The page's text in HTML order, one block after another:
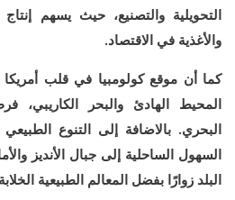
التحويلية والتصنيع، حيث يسهم إنتاج
والأغذية في الاقتصاد.
كما أن موقع كولومبيا في قلب
المحيط الهادئ والبحر الكاريبي،
البحري. بالاضافة إلى التنوع
السهول الساحلية إلى جبال الأنديز
البلد زوارًا بفضل المعالم الطبيعية